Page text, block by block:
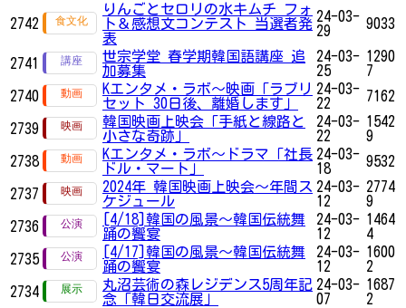
2742
りんごとセロリの水キムチ フォ
ト＆感想文コンテスト 当選者発
表
24-03-
29
9033
2741
世宗学堂 春学期韓国語講座 追
加募集
24-03-
25
1290
7
2740
Kエンタメ・ラボ～映画「ラブリ
セット 30日後、離婚します」
24-03-
22
7162
2739
韓国映画上映会「手紙と線路と
小さな奇跡」
24-03-
22
1542
9
2738
Kエンタメ・ラボ～ドラマ「社長
ドル・マート」
24-03-
18
9532
2737
2024年 韓国映画上映会～年間ス
ケジュール
24-03-
12
2774
9
2736
[4/18]韓国の風景～韓国伝統舞
踊の饗宴
24-03-
12
1464
4
2735
[4/17]韓国の風景～韓国伝統舞
踊の饗宴
24-03-
12
1600
2
2734
丸沼芸術の森レジデンス5周年記
念「韓日交流展」
24-03-
07
1687
2